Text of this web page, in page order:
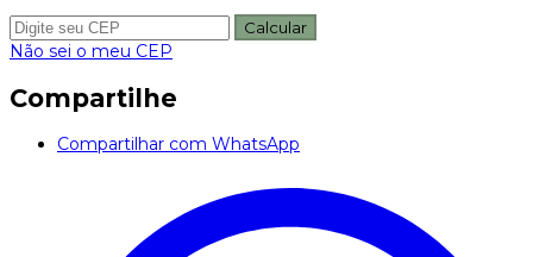
Calcular
Não sei o meu CEP
Compartilhe
Compartilhar com WhatsApp